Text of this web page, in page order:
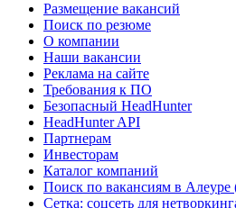
Размещение вакансий
Поиск по резюме
О компании
Наши вакансии
Реклама на сайте
Требования к ПО
Безопасный HeadHunter
HeadHunter API
Партнерам
Инвесторам
Каталог компаний
Поиск по вакансиям в Алеуре
Сетка: соцсеть для